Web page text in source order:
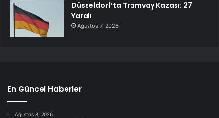
Düsseldorf’ta Tramvay Kazası: 27
Yaralı
Ağustos 7, 2026
En Güncel Haberler
Ağustos 8, 2026